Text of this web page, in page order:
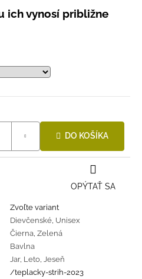
ich vynosí približne
DO KOŠÍKA
Zvoľte variant
Dievčenské Unisex
Čierna Zelená
Bavlna
Jar, Leto Jeseň
/teplacky-strih-2023
OPÝTAŤ SA